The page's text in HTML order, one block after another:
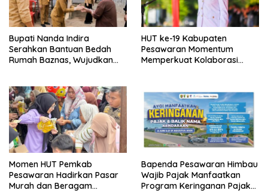
Bupati Nanda Indira
Serahkan Bantuan Bedah
Rumah Baznas, Wujudkan
HUT ke-19 Kabupaten
Pesawaran Momentum
Memperkuat Kolaborasi
Momen HUT Pemkab
Pesawaran Hadirkan Pasar
Murah dan Beragam
Bapenda Pesawaran Himbau
Wajib Pajak Manfaatkan
Program Keringanan Pajak